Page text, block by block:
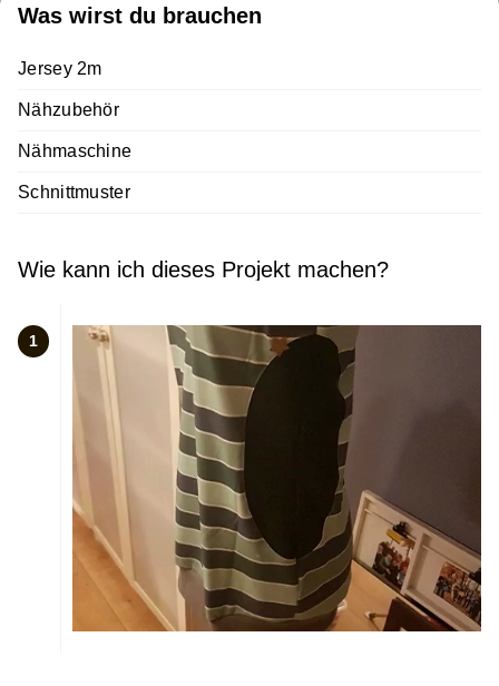
Was wirst du brauchen
Jersey 2m
Nähzubehör
Nähmaschine
Schnittmuster
Wie kann ich dieses Projekt machen?
1